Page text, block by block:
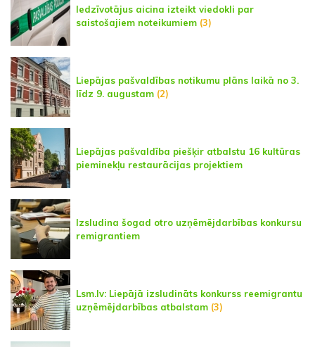
Iedzīvotājus aicina izteikt viedokli par
saistošajiem noteikumiem (3)
Liepājas pašvaldības notikumu plāns laikā no 3.
līdz 9. augustam (2)
Liepājas pašvaldība piešķir atbalstu 16 kultūras
pieminekļu restaurācijas projektiem
Izsludina šogad otro uzņēmējdarbības konkursu
remigrantiem
Lsm.lv: Liepājā izsludināts konkurss reemigrantu
uzņēmējdarbības atbalstam (3)